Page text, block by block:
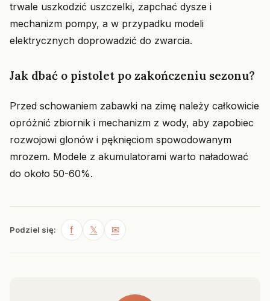
trwale uszkodzić uszczelki, zapchać dysze i
mechanizm pompy, a w przypadku modeli
elektrycznych doprowadzić do zwarcia.
Jak dbać o pistolet po zakończeniu sezonu?
Przed schowaniem zabawki na zimę należy całkowicie
opróżnić zbiornik i mechanizm z wody, aby zapobiec
rozwojowi glonów i pęknięciom spowodowanym
mrozem. Modele z akumulatorami warto naładować
do około 50-60%.
Podziel się: f 𝕏 ✉